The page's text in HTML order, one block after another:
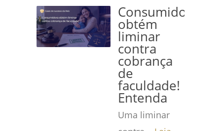
Consumidora
obtém
liminar
contra
cobrança
de
faculdade!
Entenda
Uma liminar